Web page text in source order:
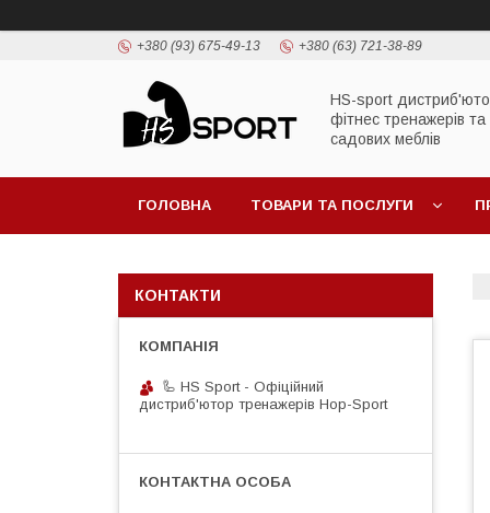
+380 (93) 675-49-13 +380 (63) 721-38-89
HS-sport
фітнес тренажерів та
садових меблів
ГОЛОВНА ТОВАРИ ТА ПОСЛУГИ
КОНТАКТИ
🦾 HS Sport - Офіційний
дистриб'ютор тренажерів Hop-Sport